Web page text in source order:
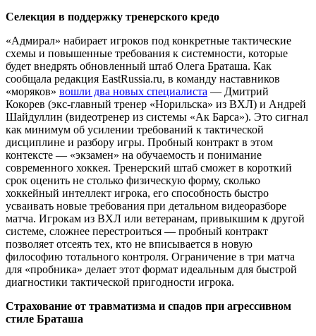
Селекция в поддержку тренерского кредо
«Адмирал» набирает игроков под конкретные тактические
схемы и повышенные требования к системности, которые
будет внедрять обновленный штаб Олега Браташа. Как
сообщала редакция EastRussia.ru, в команду наставников
«моряков» вошли два новых специалиста — Дмитрий
Кокорев (экс-главный тренер «Норильска» из ВХЛ) и Андрей
Шайдуллин (видеотренер из системы «Ак Барса»). Это сигнал
как минимум об усилении требований к тактической
дисциплине и разбору игры. Пробный контракт в этом
контексте — «экзамен» на обучаемость и понимание
современного хоккея. Тренерский штаб сможет в короткий
срок оценить не столько физическую форму, сколько
хоккейный интеллект игрока, его способность быстро
усваивать новые требования при детальном видеоразборе
матча. Игрокам из ВХЛ или ветеранам, привыкшим к другой
системе, сложнее перестроиться — пробный контракт
позволяет отсеять тех, кто не вписывается в новую
философию тотального контроля. Ограничение в три матча
для «пробника» делает этот формат идеальным для быстрой
диагностики тактической пригодности игрока.
Страхование от травматизма и спадов при агрессивном
стиле Браташа